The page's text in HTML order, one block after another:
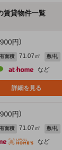
賃貸物件一覧
円）
面積 71.07㎡ 敷/礼
など
詳細を見る
円）
面積 71.07㎡ 敷/礼
など